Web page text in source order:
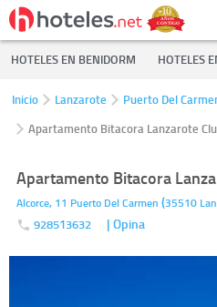
HOTELES EN BENIDORM HOTELES
Inicio Lanzarote Puerto Del
Apartamento Bitacora Lanzarote
Apartamento Bitacora
Alcorce, 11 Puerto Del Carmen (35510
928513632 | Opina